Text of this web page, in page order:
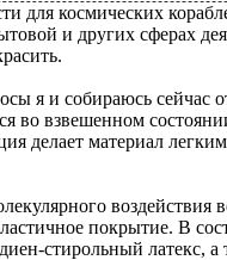
для космических
и других сферах
я и собираюсь сейчас
во взвешенном
делает материал
воздействия
покрытие. В
стирольный латекс,